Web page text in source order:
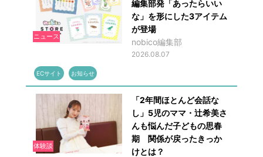
ニュース
編集部発「あったらいい
な」を形にした3アイテム
が登場
nobico編集部
2026.08.07
ECサイト お知らせ
体験談
「2年間ほとんど会話な
し」5児のママ・辻希美さ
んも悩んだ子どもの思春
期 関係が戻ったきっか
けとは？